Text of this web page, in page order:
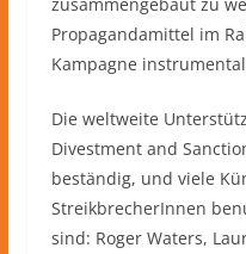
Propagandamittel im
Kampagne
Die weltweite
Divestment and
beständig, und viele
StreikbrecherInnen
sind: Roger Waters,